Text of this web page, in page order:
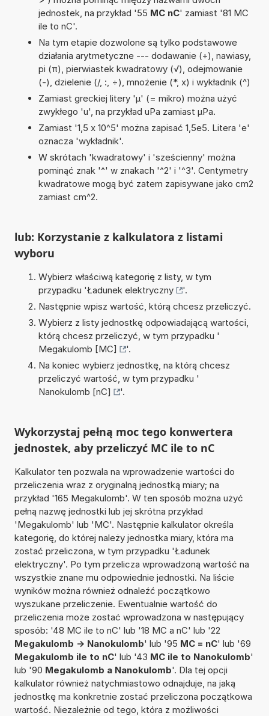
jednostek, na przykład '55 MC nC' zamiast '81 MC
ile to nC'.
Na tym etapie dozwolone są tylko podstawowe
działania arytmetyczne --- dodawanie (+), nawiasy,
pi (π), pierwiastek kwadratowy (√), odejmowanie
(-), dzielenie (/, :, ÷), mnożenie (*, x) i wykładnik (^)
Zamiast greckiej litery 'µ' (= mikro) można użyć
zwykłego 'u', na przykład uPa zamiast µPa.
Zamiast '1,5 x 10^5' można zapisać 1,5e5. Litera 'e'
oznacza 'wykładnik'.
W skrótach 'kwadratowy' i 'sześcienny' można
pominąć znak '^' w znakach '^2' i '^3'. Centymetry
kwadratowe mogą być zatem zapisywane jako cm2
zamiast cm^2.
lub: Korzystanie z kalkulatora z listami
wyboru
Wybierz właściwą kategorię z listy, w tym
przypadku 'Ładunek elektryczny
'.
Następnie wpisz wartość, którą chcesz przeliczyć.
Wybierz z listy jednostkę odpowiadającą wartości,
którą chcesz przeliczyć, w tym przypadku '
Megakulomb [MC]
'.
Na koniec wybierz jednostkę, na którą chcesz
przeliczyć wartość, w tym przypadku '
Nanokulomb [nC]
'.
Wykorzystaj pełną moc tego konwertera
jednostek, aby przeliczyć MC ile to nC
Kalkulator ten pozwala na wprowadzenie wartości do
przeliczenia wraz z oryginalną jednostką miary; na
przykład '165 Megakulomb'. W ten sposób można użyć
pełną nazwę jednostki lub jej skrótna przykład
'Megakulomb' lub 'MC'. Następnie kalkulator określa
kategorię, do której należy jednostka miary, która ma
zostać przeliczona, w tym przypadku 'Ładunek
elektryczny'. Po tym przelicza wprowadzoną wartość na
wszystkie znane mu odpowiednie jednostki. Na liście
wyników można również odnaleźć początkowo
wyszukane przeliczenie. Ewentualnie wartość do
przeliczenia może zostać wprowadzona w następujący
sposób: '48 MC ile to nC' lub '18 MC a nC' lub '22
Megakulomb -> Nanokulomb' lub '95 MC = nC' lub '69
Megakulomb ile to nC' lub '43 MC ile to Nanokulomb'
lub '90 Megakulomb a Nanokulomb'. Dla tej opcji
kalkulator również natychmiastowo odnajduje, na jaką
jednostkę ma konkretnie zostać przeliczona początkowa
wartość. Niezależnie od tego, która z możliwości